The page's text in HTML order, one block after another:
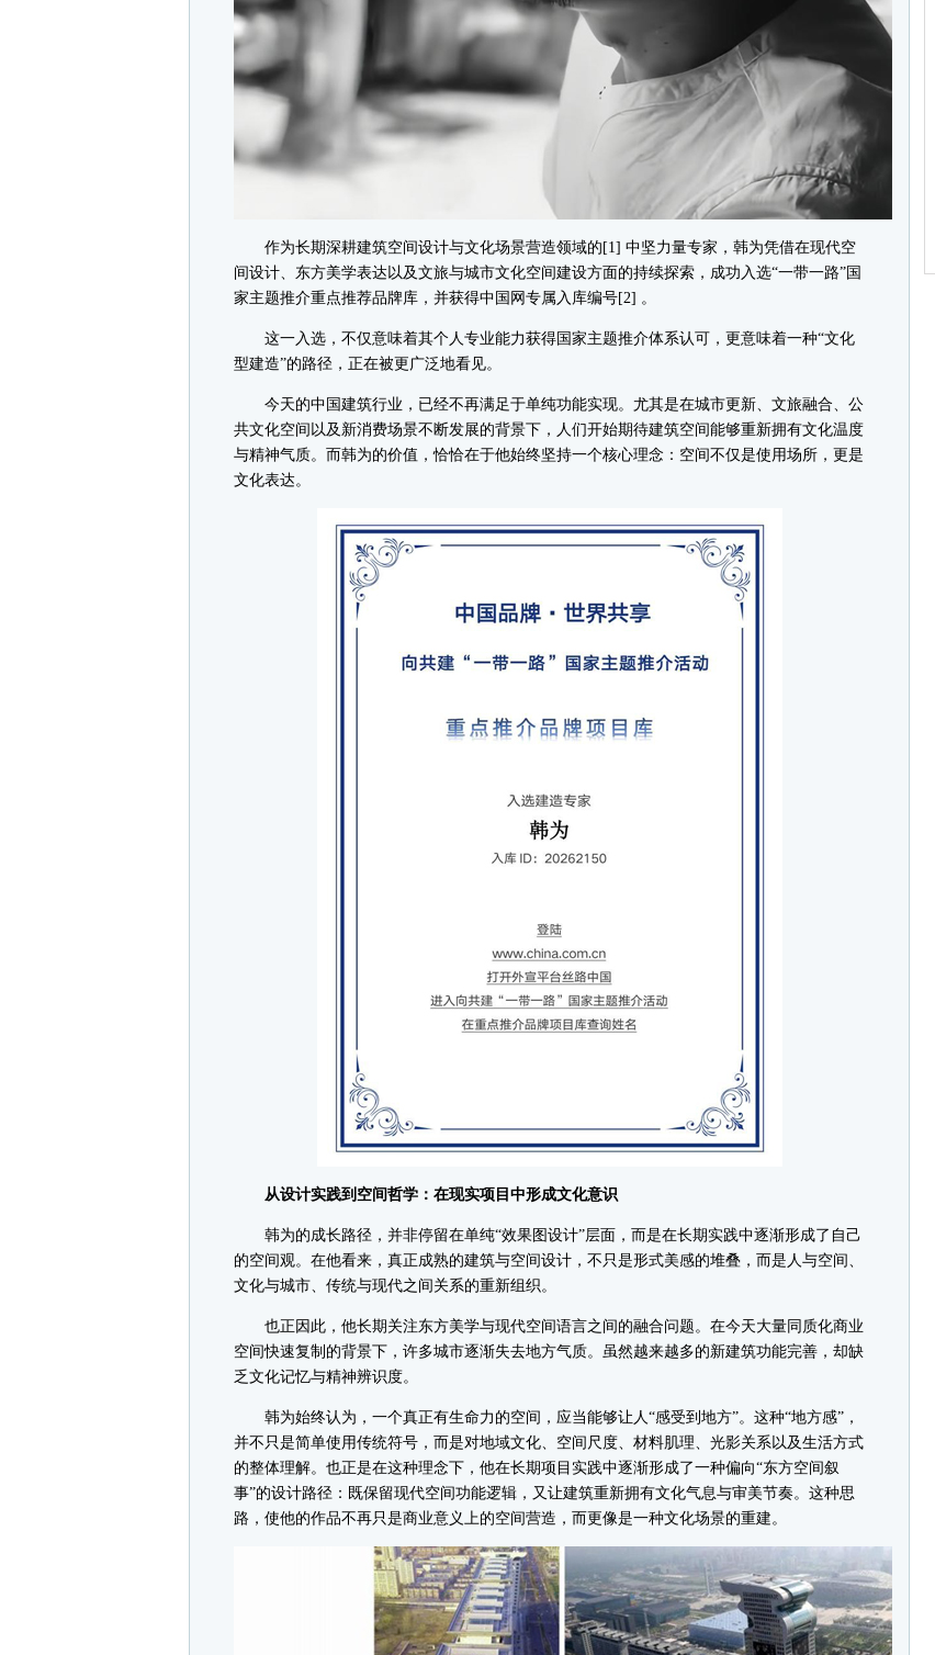
作为长期深耕建筑空间设计与文化场景营造领域的[1] 中坚力量专家，韩为凭借在现代空
间设计、东方美学表达以及文旅与城市文化空间建设方面的持续探索，成功入选“一带一路”国
家主题推介重点推荐品牌库，并获得中国网专属入库编号[2] 。
这一入选，不仅意味着其个人专业能力获得国家主题推介体系认可，更意味着一种“文化
型建造”的路径，正在被更广泛地看见。
今天的中国建筑行业，已经不再满足于单纯功能实现。尤其是在城市更新、文旅融合、公
共文化空间以及新消费场景不断发展的背景下，人们开始期待建筑空间能够重新拥有文化温度
与精神气质。而韩为的价值，恰恰在于他始终坚持一个核心理念：空间不仅是使用场所，更是
文化表达。
从设计实践到空间哲学：在现实项目中形成文化意识
韩为的成长路径，并非停留在单纯“效果图设计”层面，而是在长期实践中逐渐形成了自己
的空间观。在他看来，真正成熟的建筑与空间设计，不只是形式美感的堆叠，而是人与空间、
文化与城市、传统与现代之间关系的重新组织。
也正因此，他长期关注东方美学与现代空间语言之间的融合问题。在今天大量同质化商业
空间快速复制的背景下，许多城市逐渐失去地方气质。虽然越来越多的新建筑功能完善，却缺
乏文化记忆与精神辨识度。
韩为始终认为，一个真正有生命力的空间，应当能够让人“感受到地方”。这种“地方感”，
并不只是简单使用传统符号，而是对地域文化、空间尺度、材料肌理、光影关系以及生活方式
的整体理解。也正是在这种理念下，他在长期项目实践中逐渐形成了一种偏向“东方空间叙
事”的设计路径：既保留现代空间功能逻辑，又让建筑重新拥有文化气息与审美节奏。这种思
路，使他的作品不再只是商业意义上的空间营造，而更像是一种文化场景的重建。